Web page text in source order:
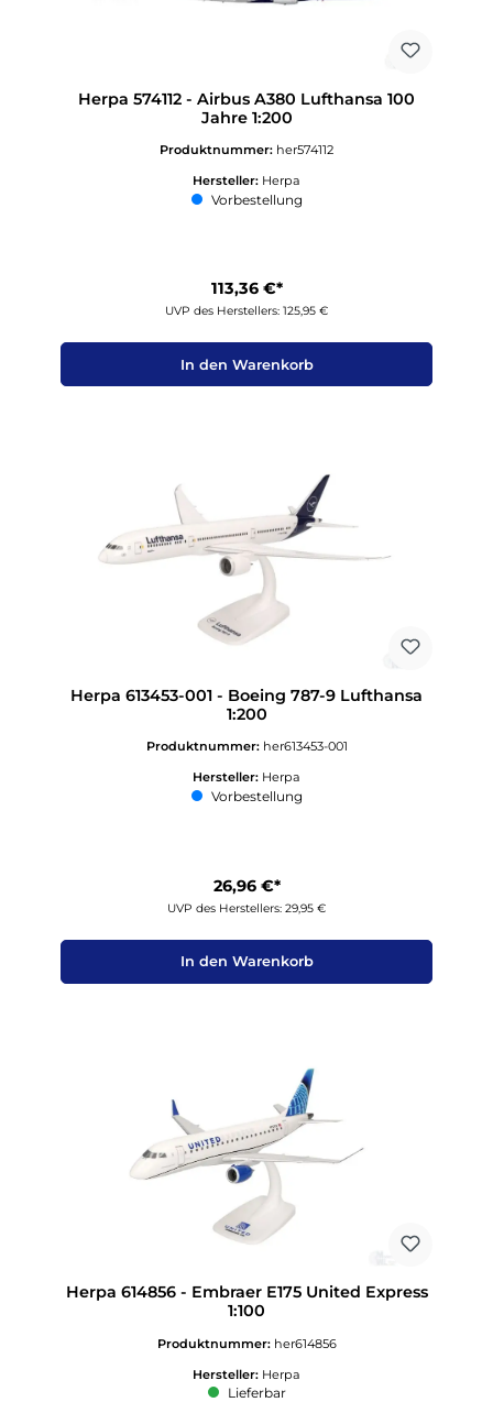
Herpa 574112 - Airbus A380 Lufthansa 100
Jahre 1:200
Produktnummer: her574112
Hersteller: Herpa
Vorbestellung
113,36 €*
UVP des Herstellers: 125,95 €
In den Warenkorb
Herpa 613453-001 - Boeing 787-9 Lufthansa
1:200
Produktnummer: her613453-001
Hersteller: Herpa
Vorbestellung
26,96 €*
UVP des Herstellers: 29,95 €
In den Warenkorb
Herpa 614856 - Embraer E175 United Express
1:100
Produktnummer: her614856
Hersteller: Herpa
Lieferbar